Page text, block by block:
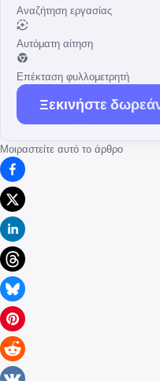
Αναζήτηση εργασίας
Αυτόματη αίτηση
Επέκταση φυλλομετρητή
Ξεκινήστε
Μοιραστείτε αυτό το άρθρο